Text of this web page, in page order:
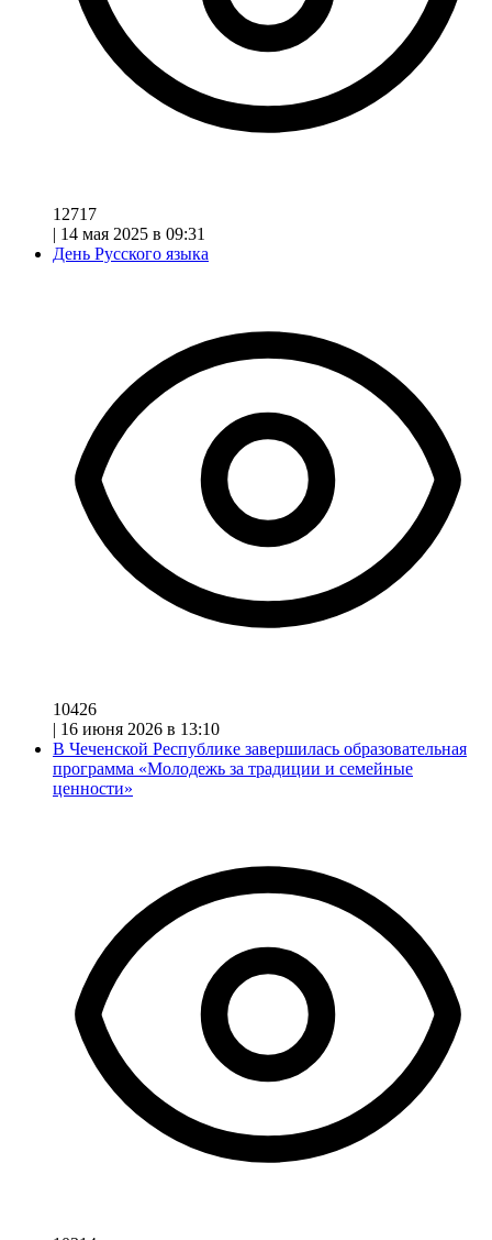
12717
| 14 мая 2025 в 09:31
День Русского языка
10426
| 16 июня 2026 в 13:10
В Чеченской Республике завершилась образовательная
программа «Молодежь за традиции и семейные
ценности»